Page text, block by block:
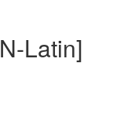
Latin]